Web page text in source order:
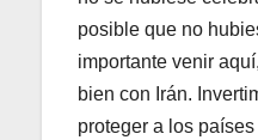
posible que no
importante venir
bien con Irán.
proteger a los